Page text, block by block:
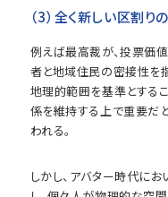
（3）全く新しい区割り
例えば最高裁が、投票価
者と地域住民の密接性を
地理的範囲を基準とする
係を維持する上で重要だ
われる。
しかし、アバター時代に